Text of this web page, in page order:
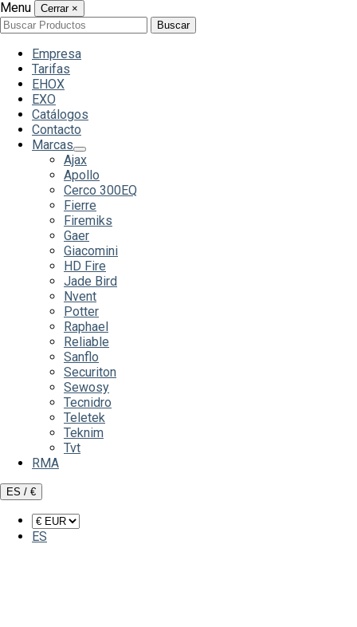
Menu Cerrar ×
Buscar
por:
Buscar
Empresa
Tarifas
EHOX
EXO
Catálogos
Contacto
Marcas
Ajax
Apollo
Cerco 300EQ
Fierre
Firemiks
Gaer
Giacomini
HD Fire
Jade Bird
Nvent
Potter
Raphael
Reliable
Sanflo
Securiton
Sewosy
Tecnidro
Teletek
Teknim
Tvt
RMA
ES / €
ES